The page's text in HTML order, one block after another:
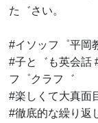
た゛さい。
#イソッフ゜平岡
#子と゛も英会話
フ゜クラフ゛
#楽しくて大真面
#徹底的な繰り返